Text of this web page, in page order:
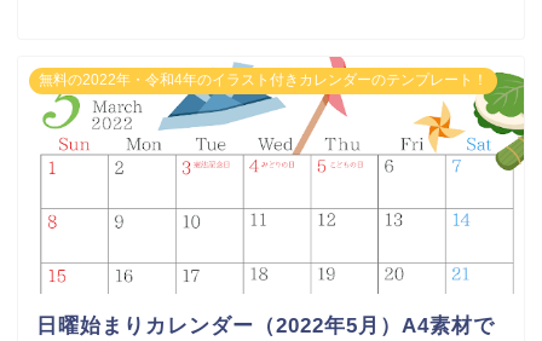
無料の2022年・令和4年のイラスト付きカレンダーのテンプレート！
日曜始まりカレンダー（2022年5月）A4素材で